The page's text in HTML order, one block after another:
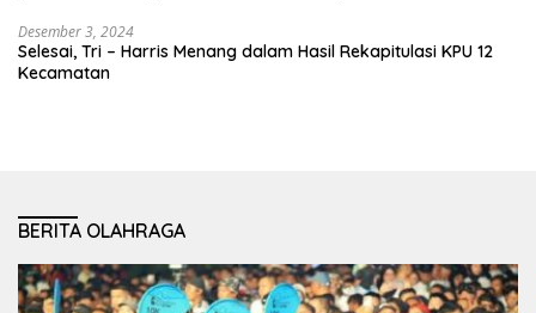
Desember 3, 2024
Selesai, Tri – Harris Menang dalam Hasil Rekapitulasi KPU 12
Kecamatan
BERITA OLAHRAGA